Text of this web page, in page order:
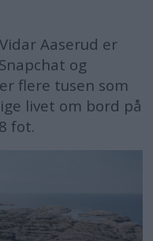
Aaserud er
og
flere tusen som
livet om bord på
fot.